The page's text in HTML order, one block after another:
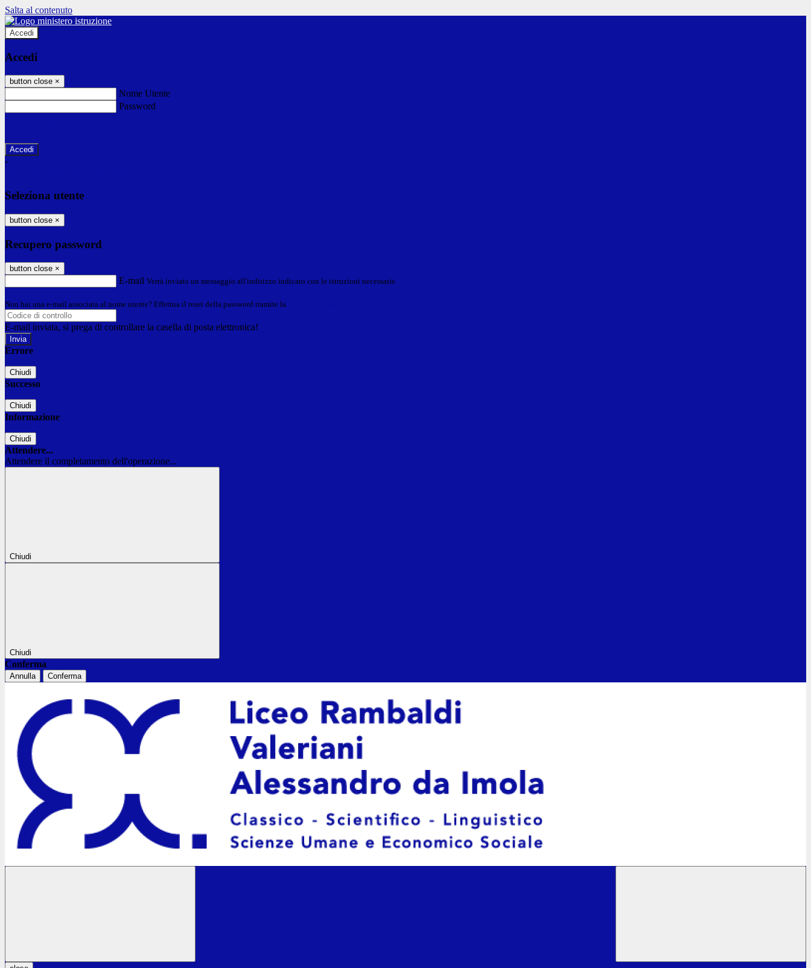
Salta al contenuto
Accedi
Accedi
button close ×
Nome Utente
Password
-
Seleziona utente
button close ×
Recupero password
button close ×
E-mail Verrà inviato un messaggio all'indirizzo indicato con le istruzioni necessarie.
Non hai una e-mail associata al nome utente? Effettua il reset della password tramite la
E-mail inviata, si prega di controllare la casella di posta elettronica!
Errore
Chiudi
Successo
Chiudi
Informazione
Chiudi
Attendere...
Attendere il completamento dell'operazione...
Chiudi
Chiudi
Conferma
Annulla Conferma